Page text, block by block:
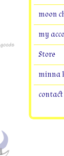
moon
my
Store
minna
contact